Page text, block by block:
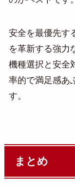
安全を最優先す
を革新する強力
機種選択と安全
率的で満足感あ
す。
まとめ